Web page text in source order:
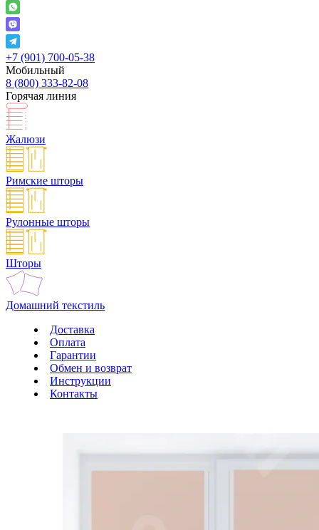
+7 (901) 700-05-38
Мобильный
8 (800) 333-82-08
Горячая линия
Жалюзи
Римские шторы
Рулонные шторы
Шторы
Домашний текстиль
Доставка
Оплата
Гарантии
Обмен и возврат
Инструкции
Контакты